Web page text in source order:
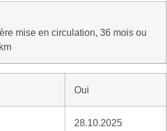
mise en circulation, 36 mois ou
Oui
28.10.2025